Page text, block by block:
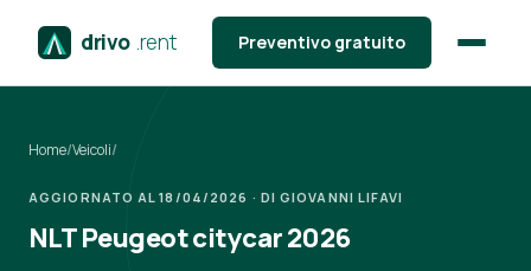
drivo .rent Preventivo gratuito
Home/Veicoli/
AGGIORNATO AL 18/04/2026 · DI GIOVANNI LIFAVI
NLT Peugeot citycar 2026